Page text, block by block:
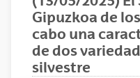
Gipuzkoa de
cabo una
de dos
silvestre